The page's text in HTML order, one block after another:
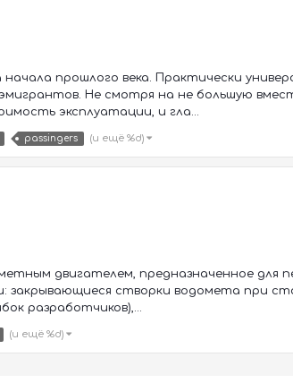
прошлого века. Практически
Не смотря на не большую
эксплуатации, и гла...
passingers (и ещё %d)
двигателем, предназначенное для
створки водомета при
разработчиков),...
(и ещё %d)